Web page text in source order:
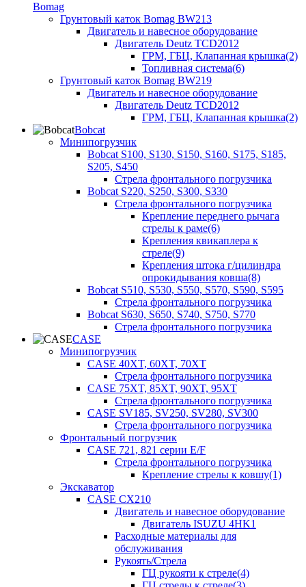
Bomag
Грунтовый каток Bomag BW213
Двигатель и навесное оборудование
Двигатель Deutz TCD2012
ГРМ, ГБЦ, Клапанная крышка(2)
Топливная система(6)
Грунтовый каток Bomag BW219
Двигатель и навесное оборудование
Двигатель Deutz TCD2012
ГРМ, ГБЦ, Клапанная крышка(2)
Bobcat
Минипогрузчик
Bobcat S100, S130, S150, S160, S175, S185,
S205, S450
Стрела фронтального погрузчика
Bobcat S220, S250, S300, S330
Стрела фронтального погрузчика
Крепление переднего рычага
стрелы к раме(6)
Крепления квикаплера к
стреле(9)
Крепления штока г/цилиндра
опрокидывания ковша(8)
Bobcat S510, S530, S550, S570, S590, S595
Стрела фронтального погрузчика
Bobcat S630, S650, S740, S750, S770
Стрела фронтального погрузчика
CASE
Минипогрузчик
CASE 40XT, 60XT, 70XT
Стрела фронтального погрузчика
CASE 75XT, 85XT, 90XT, 95XT
Стрела фронтального погрузчика
CASE SV185, SV250, SV280, SV300
Стрела фронтального погрузчика
Фронтальный погрузчик
CASE 721, 821 серии E/F
Стрела фронтального погрузчика
Крепление стрелы к ковшу(1)
Экскаватор
CASE CX210
Двигатель и навесное оборудование
Двигатель ISUZU 4HK1
Расходные материалы для
обслуживания
Рукоять/Стрела
ГЦ рукояти к стреле(4)